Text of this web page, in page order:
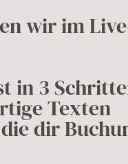
wir im
in 3
Texten
dir